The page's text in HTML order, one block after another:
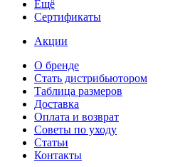
Ещё
Сертификаты
Акции
О бренде
Стать дистрибьютором
Таблица размеров
Доставка
Оплата и возврат
Советы по уходу
Статьи
Контакты